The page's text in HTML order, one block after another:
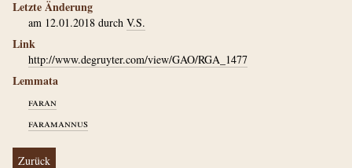
Letzte Änderung
am 12.01.2018 durch V.S.
Link
http://www.degruyter.com/view/GAO/RGA_1477
Lemmata
faran
faramannus
Zurück